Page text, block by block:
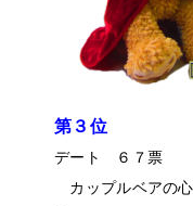
第３位
デート ６７票
カップルベアの